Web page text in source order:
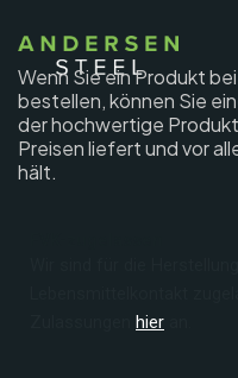
Wenn Sie ein Produkt
bestellen, können Sie
der hochwertige
Preisen liefert und vor
hält.
hier